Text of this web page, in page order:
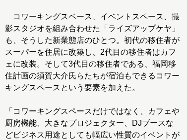
コワーキングスペース、イベントスペース、撮
影スタジオを組み合わせた「ライズアップケヤ」
も、そうした新業態店のひとつ。初代の移住者が
スーパーを住居に改築し、2代目の移住者はカフ
ェに改装。そして3代目の移住者である、福岡移
住計画の須賀大介氏らたちが宿泊もできるコワー
キングスペースという要素を加えた。
「コワーキングスペースだけではなく、カフェや
厨房機能、大きなプロジェクター、DJブースな
どビジネス用途としても幅広い性質のイベントが